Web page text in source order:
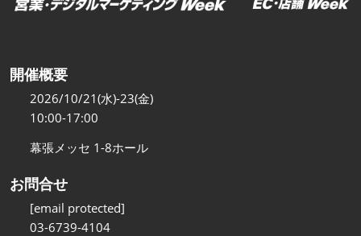
開催概要
2026/10/21(水)-23(金)
10:00-17:00
幕張メッセ 1-8ホール
お問合せ
[email protected]
03-6739-4104